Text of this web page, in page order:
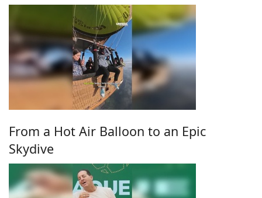
From a Hot Air Balloon to an Epic
Skydive